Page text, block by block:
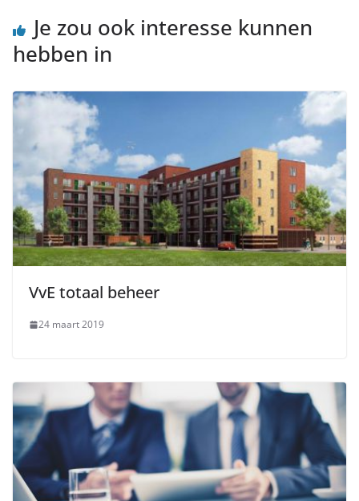
Je zou ook interesse kunnen
hebben in
VvE totaal beheer
24 maart 2019